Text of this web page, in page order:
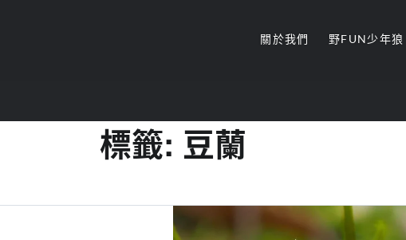
關於我們 野FUN少年狼
標籤: 豆蘭